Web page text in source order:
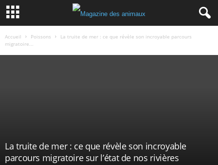
Accueil Poissons
La truite de mer : ce que révèle son incroyable parcours
migratoire...
La truite de mer : ce que révèle son incroyable
parcours migratoire sur l’état de nos rivières